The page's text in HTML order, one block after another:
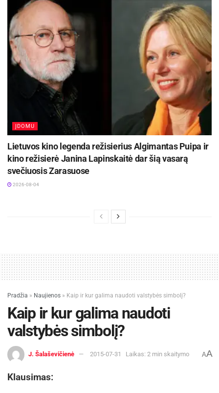
ĮDOMU
Lietuvos kino legenda režisierius Algimantas Puipa ir
kino režisierė Janina Lapinskaitė dar šią vasarą
svečiuosis Zarasuose
2026-08-04
Pradžia » Naujienos » Kaip ir kur galima naudoti valstybės simbolį?
Kaip ir kur galima naudoti
valstybės simbolį?
J. Šalaševičienė 2015-07-31 Laikas: 2 min skaitymo AA
Klausimas: